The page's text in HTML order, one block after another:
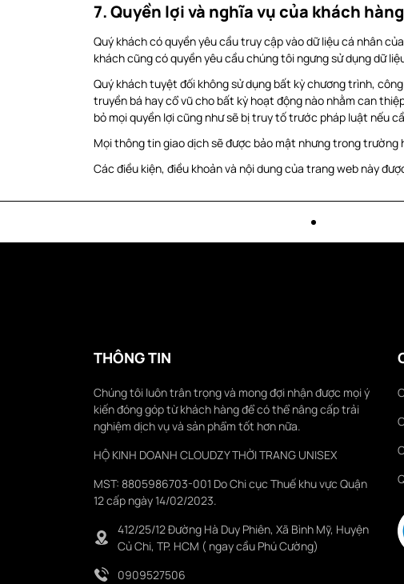
7. Quyền lợi và nghĩa vụ của khách hàng
Quý khách có quyền yêu cầu truy cập vào dữ liệu cá nhân
khách cũng có quyền yêu cầu chúng tôi ngưng sử dụng dữ
Quý khách tuyệt đối không sử dụng bất kỳ chương trình,
truyền bá hay cổ vũ cho bất kỳ hoạt động nào nhằm can
bỏ mọi quyền lợi cũng như sẽ bị truy tố trước pháp luật nếu
Mọi thông tin giao dịch sẽ được bảo mật nhưng trong
Các điều kiện, điều khoản và nội dung của trang web này
THÔNG TIN
Chúng tôi luôn trân trọng và mong đợi nhận được mọi ý
kiến đóng góp từ khách hàng để có thể nâng cấp trải
nghiệm dịch vụ và sản phẩm tốt hơn nữa.
HỘ KINH DOANH CLOUDZY THỜI TRANG UNISEX
MST: 8805986703-001 Do Chi cục Thuế khu vực Quận
12 cấp ngày 14/02/2023.
412/25/12 Đường Hà Duy Phiên, Xã Bình Mỹ, Huyện
Củ Chi, TP. HCM ( ngay cầu Phú Cường)
0909527506